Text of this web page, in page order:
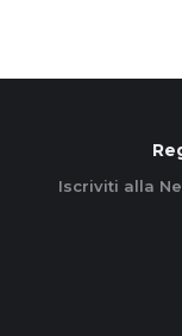
Iscriviti alla